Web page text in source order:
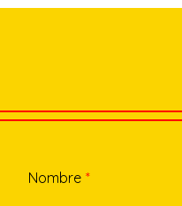
Nombre *